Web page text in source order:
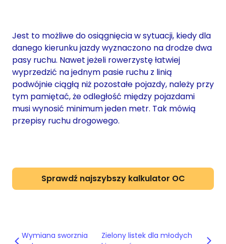
Jest to możliwe do osiągnięcia w sytuacji, kiedy dla
danego kierunku jazdy wyznaczono na drodze dwa
pasy ruchu. Nawet jeżeli rowerzystę łatwiej
wyprzedzić na jednym pasie ruchu z linią
podwójnie ciągłą niż pozostałe pojazdy, należy przy
tym pamiętać, że odległość między pojazdami
musi wynosić minimum jeden metr. Tak mówią
przepisy ruchu drogowego.
Sprawdź najszybszy kalkulator OC
Wymiana sworznia
Zielony listek dla młodych